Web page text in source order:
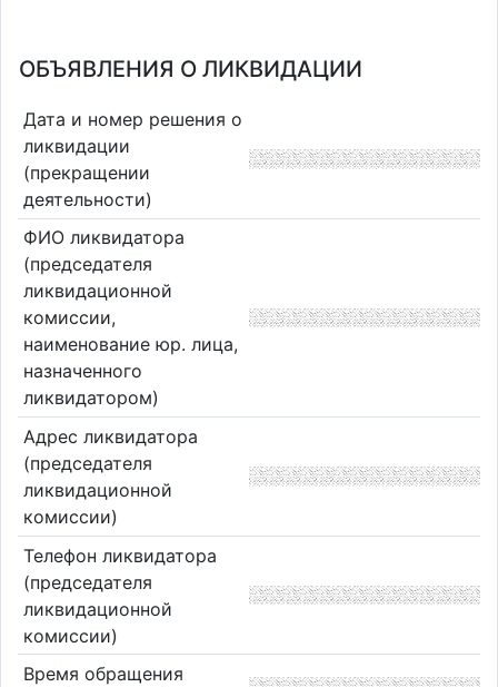
ОБЪЯВЛЕНИЯ О ЛИКВИДАЦИИ
Дата и номер решения о
ликвидации
(прекращении
деятельности)
ФИО ликвидатора
(председателя
ликвидационной
комиссии,
наименование юр. лица,
назначенного
ликвидатором)
Адрес ликвидатора
(председателя
ликвидационной
комиссии)
Телефон ликвидатора
(председателя
ликвидационной
комиссии)
Время обращения